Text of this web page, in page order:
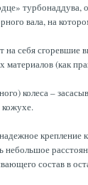
турбонаддува,
вала, на
на себя
(как
колеса –
небольшое
состав в